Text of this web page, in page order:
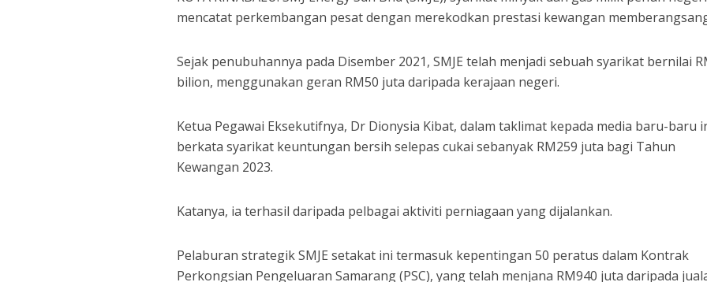
mencatat perkembangan pesat dengan merekodkan prestasi kewangan
Sejak penubuhannya pada Disember 2021, SMJE telah menjadi sebuah syarikat bernilai
bilion, menggunakan geran RM50 juta daripada kerajaan negeri.
Ketua Pegawai Eksekutifnya, Dr Dionysia Kibat, dalam taklimat kepada media baru-baru
berkata syarikat keuntungan bersih selepas cukai sebanyak RM259 juta bagi Tahun
Kewangan 2023.
Katanya, ia terhasil daripada pelbagai aktiviti perniagaan yang dijalankan.
Pelaburan strategik SMJE setakat ini termasuk kepentingan 50 peratus dalam Kontrak
Perkongsian Pengeluaran Samarang (PSC), yang telah menjana RM940 juta daripada